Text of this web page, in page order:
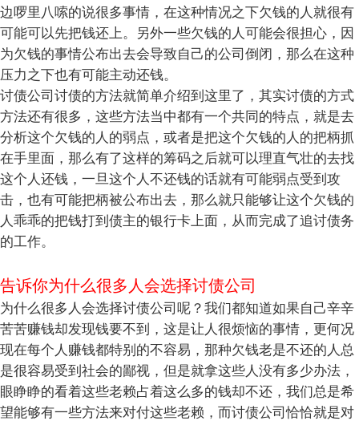
边啰里八嗦的说很多事情，在这种情况之下欠钱的人就很有
可能可以先把钱还上。另外一些欠钱的人可能会很担心，因
为欠钱的事情公布出去会导致自己的公司倒闭，那么在这种
压力之下也有可能主动还钱。
讨债公司讨债的方法就简单介绍到这里了，其实讨债的方式
方法还有很多，这些方法当中都有一个共同的特点，就是去
分析这个欠钱的人的弱点，或者是把这个欠钱的人的把柄抓
在手里面，那么有了这样的筹码之后就可以理直气壮的去找
这个人还钱，一旦这个人不还钱的话就有可能弱点受到攻
击，也有可能把柄被公布出去，那么就只能够让这个欠钱的
人乖乖的把钱打到债主的银行卡上面，从而完成了追讨债务
的工作。
告诉你为什么很多人会选择讨债公司
为什么很多人会选择讨债公司呢？我们都知道如果自己辛辛
苦苦赚钱却发现钱要不到，这是让人很烦恼的事情，更何况
现在每个人赚钱都特别的不容易，那种欠钱老是不还的人总
是很容易受到社会的鄙视，但是就拿这些人没有多少办法，
眼睁睁的看着这些老赖占着这么多的钱却不还，我们总是希
望能够有一些方法来对付这些老赖，而讨债公司恰恰就是对